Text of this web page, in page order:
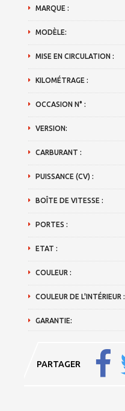
MARQUE :
MODÈLE:
MISE EN CIRCULATION :
KILOMÉTRAGE :
OCCASION N° :
VERSION:
CARBURANT :
PUISSANCE (CV) :
BOÎTE DE VITESSE :
PORTES :
ETAT :
COULEUR :
COULEUR DE L'INTÉRIEUR :
GARANTIE:
PARTAGER